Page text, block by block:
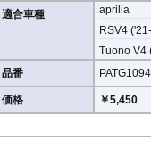
り、十分なグリップ性能と保
※取付キット付属 : 取り付け
仕上げるスキージがセットに
適合車種
aprilia
RSV4
Tuono V4
品番
PATG1094
価格 ￥5,450